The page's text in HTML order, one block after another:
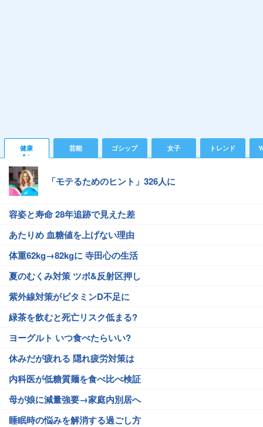
健康 芸能 ゴシップ 女子 トレンド
「モテるためのヒント」326人に
容姿と寿命 28年追跡で見えた差
あたりめ 血糖値を上げない理由
体重62kg→82kgに 寺田心の生活
夏のむくみ対策 ツボ&反射区押し
紫外線対策がビタミンD不足に
緑茶を飲むと死亡リスク低まる?
ヨーグルト いつ食べたらいい?
休みだが疲れる 隠れ疲労対策は
内科医が低糖質麺を食べ比べ検証
母が娘に減量強要→家庭内別居へ
睡眠時の悩みを解消する過ごし方